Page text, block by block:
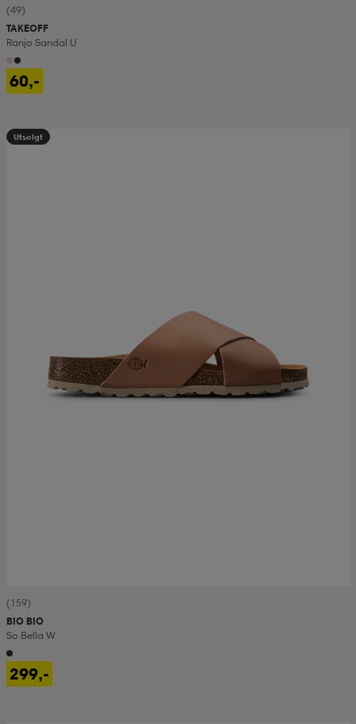
(49)
TAKEOFF
Ranjo Sandal U
60,-
Utsolgt
(159)
BIO BIO
So Bella W
299,-